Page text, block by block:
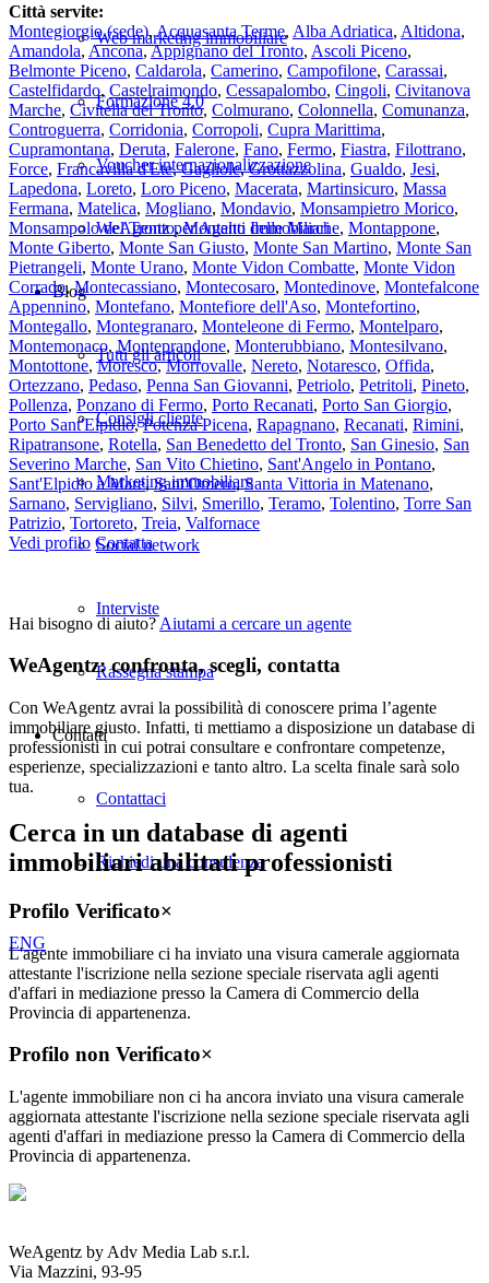
Web marketing immobiliare
Formazione 4.0
Voucher internazionalizzazione
WeAgentz per Agenti Immobiliari
Blog
Tutti gli articoli
Consigli cliente
Marketing immobiliare
Social network
Interviste
Rassegna stampa
Contatti
Contattaci
Richiedi una consulenza
ENG
Città servite:
Montegiorgio(sede),Acquasanta Terme, Alba Adriatica, Altidona,
Amandola, Ancona,Appignano del Tronto, Ascoli Piceno,
Belmonte Piceno, Caldarola, Camerino, Campofilone, Carassai,
Castelfidardo, Castelraimondo, Cessapalombo, Cingoli, Civitanova
Marche, Civitella del Tronto, Colmurano, Colonnella, Comunanza,
Controguerra, Corridonia, Corropoli, Cupra Marittima,
Cupramontana, Deruta, Falerone, Fano, Fermo, Fiastra, Filottrano,
Force, Francavilla d'Ete,Gagliole,Grottazzolina, Gualdo, Jesi,
Lapedona, Loreto, Loro Piceno, Macerata, Martinsicuro, Massa
Fermana, Matelica, Mogliano, Mondavio, Monsampietro Morico,
Monsampolo del Tronto,Montalto delle Marche, Montappone,
Monte Giberto, Monte San Giusto, Monte San Martino, Monte San
Pietrangeli, Monte Urano, Monte Vidon Combatte, Monte Vidon
Corrado,Montecassiano, Montecosaro, Montedinove, Montefalcone
Appennino, Montefano, Montefiore dell'Aso, Montefortino,
Montegallo, Montegranaro, Monteleone di Fermo, Montelparo,
Montemonaco,Monteprandone, Monterubbiano, Montesilvano,
Montottone,Moresco,Morrovalle, Nereto, Notaresco, Offida,
Ortezzano, Pedaso, Penna San Giovanni, Petriolo, Petritoli, Pineto,
Pollenza, Ponzano di Fermo, Porto Recanati, Porto San Giorgio,
Porto Sant'Elpidio,Potenza Picena, Rapagnano, Recanati, Rimini,
Ripatransone, Rotella, San Benedetto del Tronto, San Ginesio, San
Severino Marche, San Vito Chietino, Sant'Angelo in Pontano,
Sant'Elpidio a Mare,Sant'Omero,Santa Vittoria in Matenano,
Sarnano, Servigliano, Silvi, Smerillo, Teramo, Tolentino, Torre San
Patrizio, Tortoreto, Treia, Valfornace
Vedi profilo Contatta
Hai bisogno di aiuto? Aiutami a cercare un agente
WeAgentz: confronta, scegli, contatta
Con WeAgentz avrai la possibilità di conoscere prima l’agente
immobiliare giusto. Infatti, ti mettiamo a disposizione un database di
professionisti in cui potrai consultare e confrontare competenze,
esperienze, specializzazioni e tanto altro. La scelta finale sarà solo
tua.
Cerca in un database di agenti
immobiliari abilitati professionisti
Profilo Verificato×
L'agente immobiliare ci ha inviato una visura camerale aggiornata
attestante l'iscrizione nella sezione speciale riservata agli agenti
d'affari in mediazione presso la Camera di Commercio della
Provincia di appartenenza.
Profilo non Verificato×
L'agente immobiliare non ci ha ancora inviato una visura camerale
aggiornata attestante l'iscrizione nella sezione speciale riservata agli
agenti d'affari in mediazione presso la Camera di Commercio della
Provincia di appartenenza.
WeAgentz by Adv Media Lab s.r.l.
Via Mazzini, 93-95